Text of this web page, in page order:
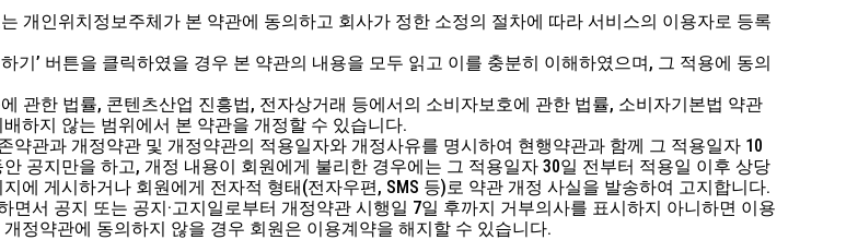
개인위치정보주체가 본 약관에 동의하고 회사가 정한 소정의 절차에 따라 서비스의 이용자로 등록
기’ 버튼을 클릭하였을 경우 본 약관의 내용을 모두 읽고 이를 충분히 이해하였으며, 그 적용에 동의
관한 법률, 콘텐츠산업 진흥법, 전자상거래 등에서의 소비자보호에 관한 법률, 소비자기본법 약관
하지 않는 범위에서 본 약관을 개정할 수 있습니다.
약관과 개정약관 및 개정약관의 적용일자와 개정사유를 명시하여 현행약관과 함께 그 적용일자 10
공지만을 하고, 개정 내용이 회원에게 불리한 경우에는 그 적용일자 30일 전부터 적용일 이후 상당
에 게시하거나 회원에게 전자적 형태(전자우편, SMS 등)로 약관 개정 사실을 발송하여 고지합니다.
면서 공지 또는 공지·고지일로부터 개정약관 시행일 7일 후까지 거부의사를 표시하지 아니하면 이용
정약관에 동의하지 않을 경우 회원은 이용계약을 해지할 수 있습니다.